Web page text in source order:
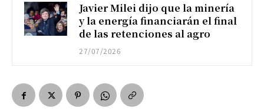
Javier Milei dijo que la minería
y la energía financiarán el final
de las retenciones al agro
27/07/2026